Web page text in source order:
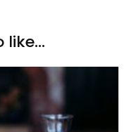
like...